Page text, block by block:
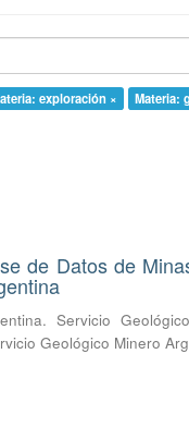
exploración × Materia:
de Datos de
Servicio
Geológico Minero